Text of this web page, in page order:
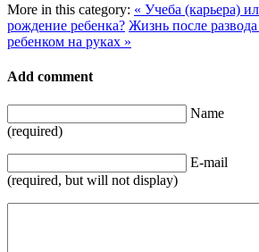
More in this category: « Учеба (карьера)
рождение ребенка? Жизнь после развода
ребенком на руках »
Add comment
Name
(required)
E-mail
(required, but will not display)